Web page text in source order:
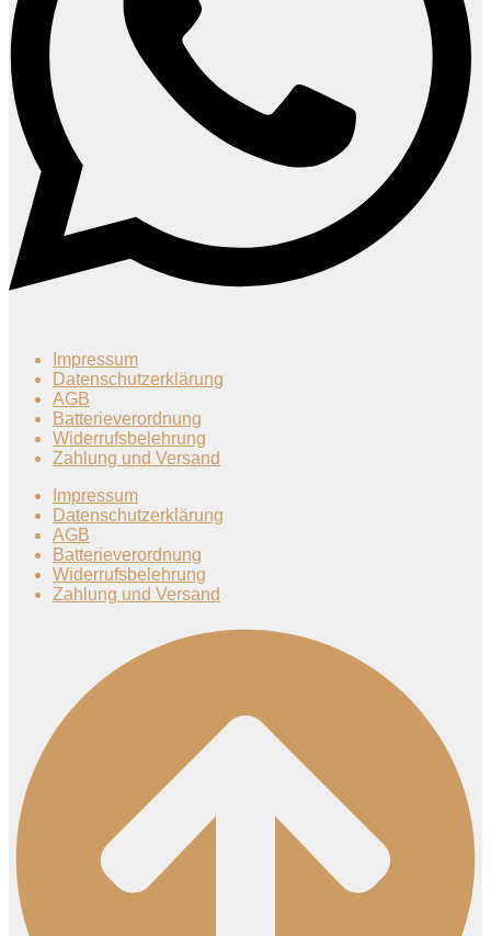
Impressum
Datenschutzerklärung
AGB
Batterieverordnung
Widerrufsbelehrung
Zahlung und Versand
Impressum
Datenschutzerklärung
AGB
Batterieverordnung
Widerrufsbelehrung
Zahlung und Versand